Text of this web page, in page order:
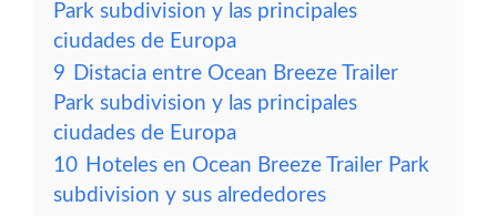
Park subdivision y las principales
ciudades de Europa
9 Distacia entre Ocean Breeze Trailer
Park subdivision y las principales
ciudades de Europa
10 Hoteles en Ocean Breeze Trailer Park
subdivision y sus alrededores